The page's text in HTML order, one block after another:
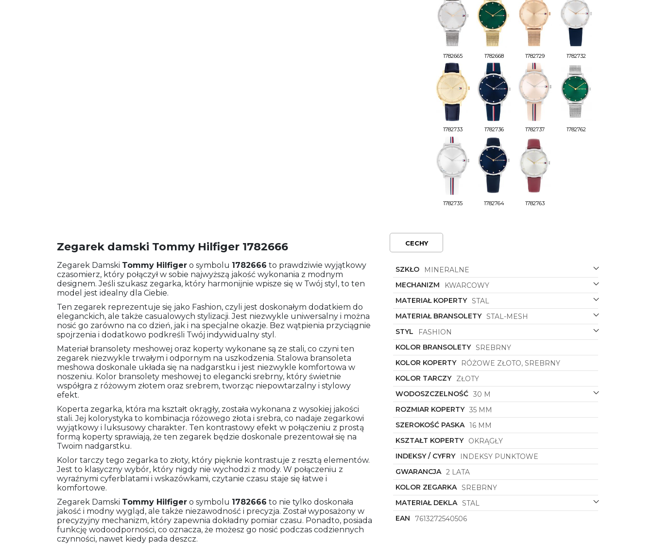
1782665 1782668 1782729 1782732
1782733 1782736 1782737 1782762
1782735 1782764 1782763
Zegarek damski Tommy Hilfiger 1782666
Zegarek Damski Tommy Hilfiger o symbolu 1782666 to prawdziwie wyjątkowy
czasomierz, który połączył w sobie najwyższą jakość wykonania z modnym
designem. Jeśli szukasz zegarka, który harmonijnie wpisze się w Twój styl, to ten
model jest idealny dla Ciebie.
Ten zegarek reprezentuje się jako Fashion, czyli jest doskonałym dodatkiem do
eleganckich, ale także casualowych stylizacji. Jest niezwykle uniwersalny i można
nosić go zarówno na co dzień, jak i na specjalne okazje. Bez wątpienia przyciągnie
spojrzenia i dodatkowo podkreśli Twój indywidualny styl.
Materiał bransolety meshowej oraz koperty wykonane są ze stali, co czyni ten
zegarek niezwykle trwałym i odpornym na uszkodzenia. Stalowa bransoleta
meshowa doskonale układa się na nadgarstku i jest niezwykle komfortowa w
noszeniu. Kolor bransolety meshowej to elegancki srebrny, który świetnie
współgra z różowym złotem oraz srebrem, tworząc niepowtarzalny i stylowy
efekt.
Koperta zegarka, która ma kształt okrągły, została wykonana z wysokiej jakości
stali. Jej kolorystyka to kombinacja różowego złota i srebra, co nadaje zegarkowi
wyjątkowy i luksusowy charakter. Ten kontrastowy efekt w połączeniu z prostą
formą koperty sprawiają, że ten zegarek będzie doskonale prezentował się na
Twoim nadgarstku.
Kolor tarczy tego zegarka to złoty, który pięknie kontrastuje z resztą elementów.
Jest to klasyczny wybór, który nigdy nie wychodzi z mody. W połączeniu z
wyraźnymi cyferblatami i wskazówkami, czytanie czasu staje się łatwe i
komfortowe.
Zegarek Damski Tommy Hilfiger o symbolu 1782666 to nie tylko doskonała
jakość i modny wygląd, ale także niezawodność i precyzja. Został wyposażony w
precyzyjny mechanizm, który zapewnia dokładny pomiar czasu. Ponadto, posiada
funkcję wodoodporności, co oznacza, że możesz go nosić podczas codziennych
czynności, nawet kiedy pada deszcz.
CECHY
SZKŁO
MINERALNE
MECHANIZM
KWARCOWY
MATERIAŁ KOPERTY STAL
MATERIAŁ BRANSOLETY STAL-MESH
STYL
FASHION
KOLOR BRANSOLETY SREBRNY
KOLOR KOPERTY
RÓŻOWE ZŁOTO, SREBRNY
KOLOR TARCZY
ZŁOTY
WODOSZCZELNOŚĆ 30 M
ROZMIAR KOPERTY 35 MM
SZEROKOŚĆ PASKA 16 MM
KSZTAŁT KOPERTY
OKRĄGŁY
INDEKSY / CYFRY
INDEKSY PUNKTOWE
GWARANCJA 2 LATA
KOLOR ZEGARKA SREBRNY
MATERIAŁ DEKLA STAL
EAN
7613272540506